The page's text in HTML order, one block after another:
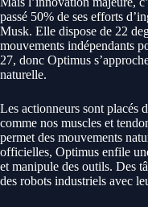
passé 50% de ses efforts
Musk. Elle dispose de 22
mouvements indépendants
27, donc Optimus
naturelle.
Les actionneurs sont placés
comme nos muscles et
permet des mouvements
officielles, Optimus enfile
et manipule des outils. Des
des robots industriels avec